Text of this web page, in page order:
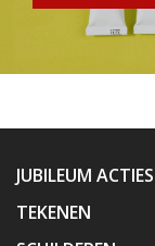
JUBILEUM ACTIES
TEKENEN